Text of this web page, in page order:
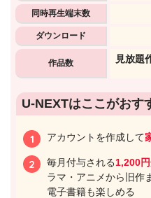
同時再生端末数
ダウンロード
作品数
⾒放題
U-NEXTはここがおす
アカウントを作成して
毎月付与される1,200
ラマ・アニメから旧作
電子書籍も楽しめる